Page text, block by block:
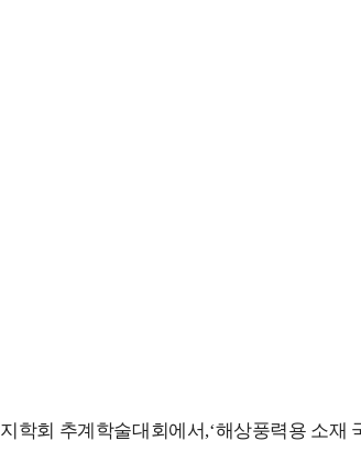
학회 추계학술대회에서 ,‘해상풍력용 소재